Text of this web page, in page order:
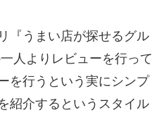
『うまい店が探せるグル
人よりレビューを行って
を行うという実にシンプ
紹介するというスタイル